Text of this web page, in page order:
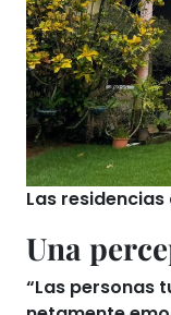
Las
Una
“Las personas